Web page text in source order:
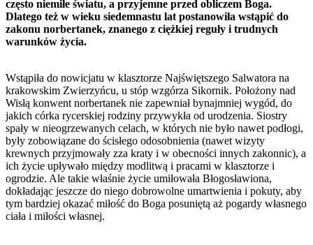
często niemiłe światu, a przyjemne przed obliczem Boga.
Dlatego też w wieku siedemnastu lat postanowiła wstąpić do
zakonu norbertanek, znanego z ciężkiej reguły i trudnych
warunków życia.
Wstąpiła do nowicjatu w klasztorze Najświętszego Salwatora na
krakowskim Zwierzyńcu, u stóp wzgórza Sikornik. Położony nad
Wisłą konwent norbertanek nie zapewniał bynajmniej wygód, do
jakich córka rycerskiej rodziny przywykła od urodzenia. Siostry
spały w nieogrzewanych celach, w których nie było nawet podłogi,
były zobowiązane do ścisłego odosobnienia (nawet wizyty
krewnych przyjmowały zza kraty i w obecności innych zakonnic), a
ich życie upływało między modlitwą i pracami w klasztorze i
ogrodzie. Ale takie właśnie życie umiłowała Błogosławiona,
dokładając jeszcze do niego dobrowolne umartwienia i pokuty, aby
tym bardziej okazać miłość do Boga posuniętą aż pogardy własnego
ciała i miłości własnej.